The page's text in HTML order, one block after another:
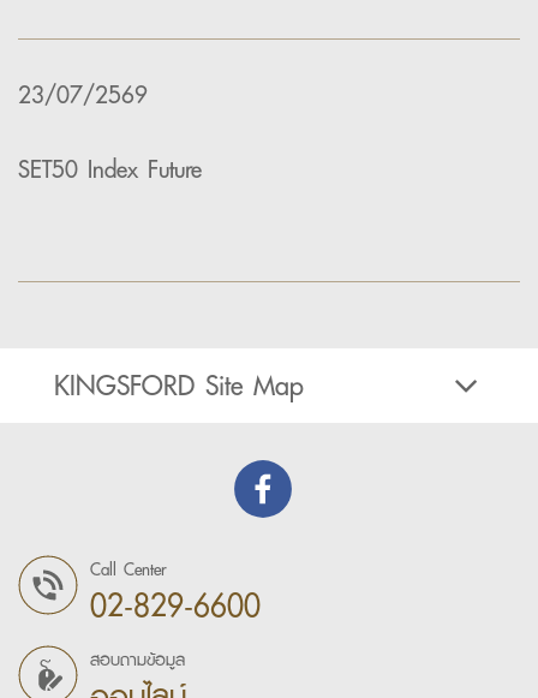
23/07/2569
SET50 Index Future
KINGSFORD Site Map
Call Center
02-829-6600
สอบถามข้อมูล